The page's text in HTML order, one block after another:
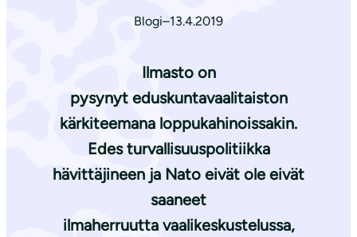
Blogi–13.4.2019
Ilmasto on
pysynyt eduskuntavaalitaiston
kärkiteemana loppukahinoissakin.
Edes turvallisuuspolitiikka
hävittäjineen ja Nato eivät ole eivät
saaneet
ilmaherruutta vaalikeskustelussa,